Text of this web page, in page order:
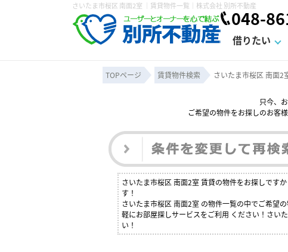
さいたま市桜区 南面2室 ｜賃貸物件一覧｜株式会社 別所不動産
048-
借りたい
学区から探す
保存した検索条件 賃貸契約までの
賃貸経営塾
オーナー座談会 賃貸法律相談室
購入時の諸費用
不動産売却について 住み替え
媒介契約の種類 諸費用
よくある質問
入居者様専用ページ 退去申請フォ
スタッフ紹介
個人情報の取り扱い カスタマーハ
TOPページ 賃貸物件検索 さいたま市桜区 南面2
只今、
ご希望の物件をお探しのお客
さいたま市桜区 南面2室 賃貸の物件をお探しです
す！
さいたま市桜区 南面2室 の物件一覧の中でご希望
軽にお部屋探しサービスをご利用 ください！さい
い！